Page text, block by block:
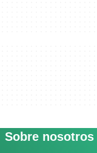
Sobre nosotros